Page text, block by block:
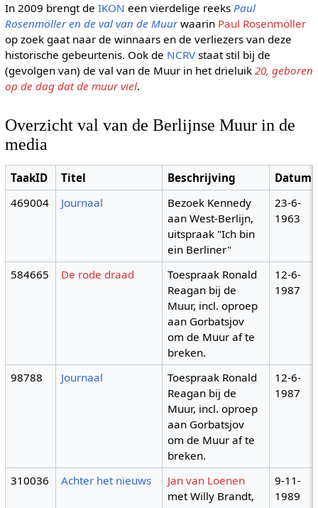
In 2009 brengt de IKON een vierdelige reeks Paul
Rosenmöller en de val van de Muurwaarin Paul Rosenmöller
op zoek gaat naar de winnaars en de verliezers van deze
historische gebeurtenis. Ook de NCRVstaat stil bij de
(gevolgen van) de val van de Muur in het drieluik 20, geboren
op de dag dat de muur viel.
Overzicht val van de Berlijnse Muur in de
media
TaakID Titel Beschrijving
Datum
469004
Journaal
Bezoek Kennedy
aan West-Berlijn,
uitspraak "Ich bin
ein Berliner"
23-6-
1963
584665 De rode draad
Toespraak Ronald
Reagan bij de
Muur, incl. oproep
aan Gorbatsjov
om de Muur af te
breken.
12-6-
1987
98788 Journaal
Toespraak Ronald
Reagan bij de
Muur, incl. oproep
aan Gorbatsjov
om de Muur af te
breken.
12-6-
1987
310036 Achter het nieuws
Jan van Loenen
met Willy Brandt,
9-11-
1989